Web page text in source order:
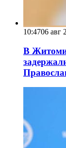
10:4706 авг
В